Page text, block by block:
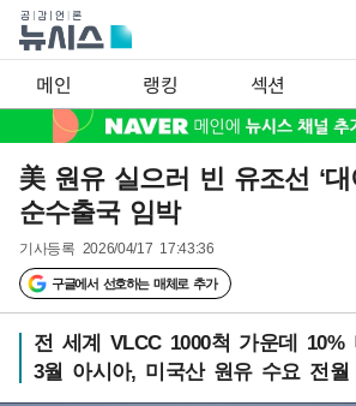
메인 랭킹 섹션
美 원유 실으러 빈 유조선 ‘
순수출국 임박
기사등록 2026/04/17 17:43:36
구글에서 선호하는 매체로 추가
전 세계 VLCC 1000척 가운데 10%
3월 아시아, 미국산 원유 수요 전